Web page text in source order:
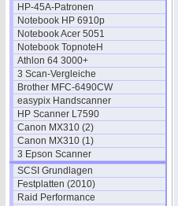
HP-45A-Patronen
Notebook HP 6910p
Notebook Acer 5051
Notebook TopnoteH
Athlon 64 3000+
3 Scan-Vergleiche
Brother MFC-6490CW
easypix Handscanner
HP Scanner L7590
Canon MX310 (2)
Canon MX310 (1)
3 Epson Scanner
SCSI Grundlagen
Festplatten (2010)
Raid Performance